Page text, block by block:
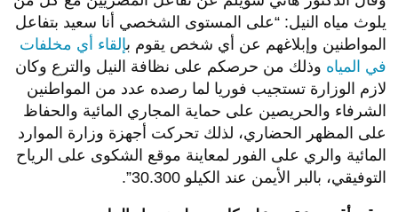
يلوث مياه النيل: “على المستوى الشخصي أنا سعيد بتفاعل
المواطنين وإبلاغهم عن أي شخص يقوم بإلقاء أي مخلفات
في المياه وذلك من حرصكم على نظافة النيل والترع وكان
لازم الوزارة تستجيب فوريا لما رصده عدد من المواطنين
الشرفاء والحريصين على حماية المجاري المائية والحفاظ
على المظهر الحضاري، لذلك تحركت أجهزة وزارة الموارد
المائية والري على الفور لمعاينة موقع الشكوى على الرياح
التوفيقي، بالبر الأيمن عند الكيلو 30.300”.